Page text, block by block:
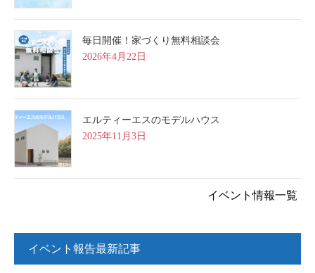
毎日開催！家づくり無料相談会
2026年4月22日
エルティーエスのモデルハウス
2025年11月3日
イベント情報一覧
イベント報告最新記事